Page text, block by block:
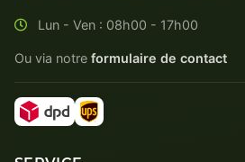
Lun - Ven : 08h00 - 17h00
Ou via notre formulaire de contact